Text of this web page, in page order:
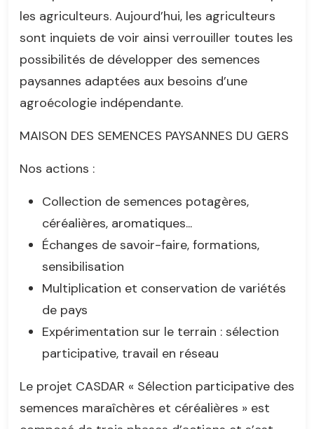
les agriculteurs. Aujourd’hui, les agriculteurs
sont inquiets de voir ainsi verrouiller toutes les
possibilités de développer des semences
paysannes adaptées aux besoins d’une
agroécologie indépendante.
MAISON DES SEMENCES PAYSANNES DU GERS
Nos actions :
Collection de semences potagères,
céréalières, aromatiques...
Échanges de savoir-faire, formations,
sensibilisation
Multiplication et conservation de variétés
de pays
Expérimentation sur le terrain : sélection
participative, travail en réseau
Le projet CASDAR « Sélection participative des
semences maraîchères et céréalières » est